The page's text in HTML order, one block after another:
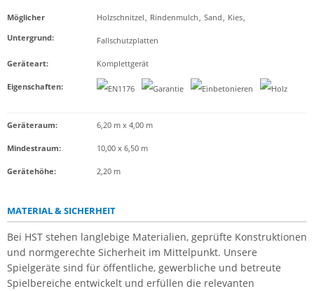
Möglicher
Untergrund:
Holzschnitzel Rindenmulch Sand Kies
Fallschutzplatten
Geräteart: Komplettgerät
Eigenschaften:
Geräteraum: 6,20 m x 4,00 m
Mindestraum: 10,00 x 6,50 m
Gerätehöhe: 2,20 m
MATERIAL & SICHERHEIT
Bei HST stehen langlebige Materialien, geprüfte Konstruktionen
und normgerechte Sicherheit im Mittelpunkt. Unsere
Spielgeräte sind für öffentliche, gewerbliche und betreute
Spielbereiche entwickelt und erfüllen die relevanten